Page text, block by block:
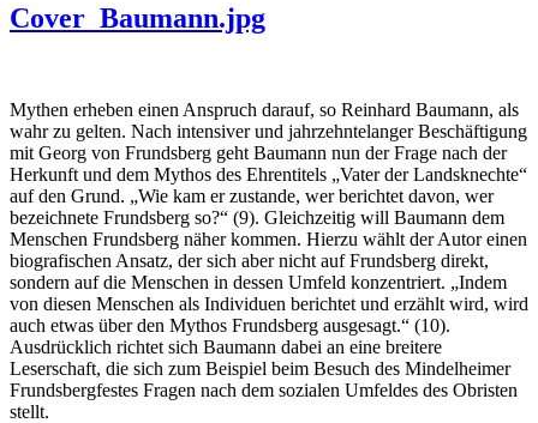
Cover_Baumann.jpg
Mythen erheben einen Anspruch darauf, so Reinhard Baumann, als
wahr zu gelten. Nach intensiver und jahrzehntelanger Beschäftigung
mit Georg von Frundsberg geht Baumann nun der Frage nach der
Herkunft und dem Mythos des Ehrentitels „Vater der Landsknechte“
auf den Grund. „Wie kam er zustande, wer berichtet davon, wer
bezeichnete Frundsberg so?“ (9). Gleichzeitig will Baumann dem
Menschen Frundsberg näher kommen. Hierzu wählt der Autor einen
biografischen Ansatz, der sich aber nicht auf Frundsberg direkt,
sondern auf die Menschen in dessen Umfeld konzentriert. „Indem
von diesen Menschen als Individuen berichtet und erzählt wird, wird
auch etwas über den Mythos Frundsberg ausgesagt.“ (10).
Ausdrücklich richtet sich Baumann dabei an eine breitere
Leserschaft, die sich zum Beispiel beim Besuch des Mindelheimer
Frundsbergfestes Fragen nach dem sozialen Umfeldes des Obristen
stellt.